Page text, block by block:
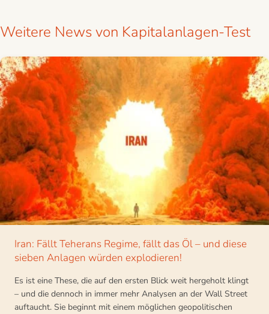
Weitere News von Kapitalanlagen-Test
Iran: Fällt Teherans Regime, fällt das Öl – und diese
sieben Anlagen würden explodieren!
Es ist eine These, die auf den ersten Blick weit hergeholt klingt
– und die dennoch in immer mehr Analysen an der Wall Street
auftaucht. Sie beginnt mit einem möglichen geopolitischen